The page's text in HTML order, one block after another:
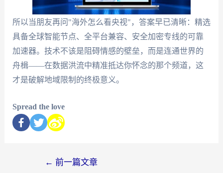
所以当朋友再问"海外怎么看央视"，答案早已清晰：精选
具备全球智能节点、全平台兼容、安全加密专线的可靠
加速器。技术不该是阻碍情感的壁垒，而是连通世界的
舟楫——在数据洪流中精准抵达你怀念的那个频道，这
才是破解地域限制的终极意义。
Spread the love
← 前一篇文章